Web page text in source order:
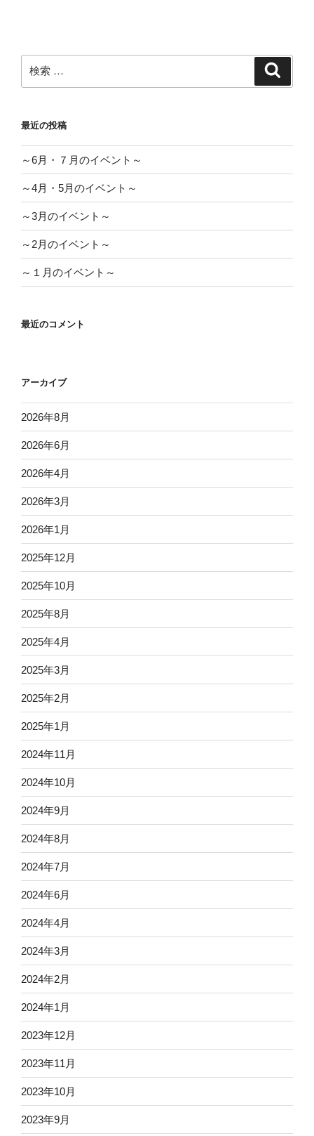
索:
最近の投稿
～6月・７月のイベント～
～4月・5月のイベント～
～3月のイベント～
～2月のイベント～
～１月のイベント～
最近のコメント
アーカイブ
2026年8月
2026年6月
2026年4月
2026年3月
2026年1月
2025年12月
2025年10月
2025年8月
2025年4月
2025年3月
2025年2月
2025年1月
2024年11月
2024年10月
2024年9月
2024年8月
2024年7月
2024年6月
2024年4月
2024年3月
2024年2月
2024年1月
2023年12月
2023年11月
2023年10月
2023年9月